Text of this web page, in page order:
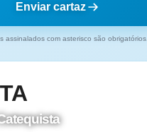
Enviar cartaz
assinalados com asterisco são obrigatórios.